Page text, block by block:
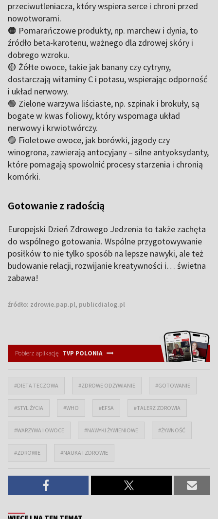
przeciwutleniacza, który wspiera serce i chroni przed
nowotworami.
🟠 Pomarańczowe produkty, np. marchew i dynia, to
źródło beta-karotenu, ważnego dla zdrowej skóry i
dobrego wzroku.
🟡 Żółte owoce, takie jak banany czy cytryny,
dostarczają witaminy C i potasu, wspierając odporność
i układ nerwowy.
🟢 Zielone warzywa liściaste, np. szpinak i brokuły, są
bogate w kwas foliowy, który wspomaga układ
nerwowy i krwiotwórczy.
🟣 Fioletowe owoce, jak borówki, jagody czy
winogrona, zawierają antocyjany – silne antyoksydanty,
które pomagają spowolnić procesy starzenia i chronią
komórki.
Gotowanie z radością
Europejski Dzień Zdrowego Jedzenia to także zachęta
do wspólnego gotowania. Wspólne przygotowywanie
posiłków to nie tylko sposób na lepsze nawyki, ale też
budowanie relacji, rozwijanie kreatywności i… świetna
zabawa!
źródło: zdrowie.pap.pl, publicdialog.pl
Pobierz aplikację TVP POLONIA
#DIETA TECZOWA #ZDROWE ODŻYWIANIE #GOTOWANIE
#STYL ŻYCIA #WHO #EFSA #TALERZ ZDROWIA
#WARZYWA I OWOCE #NAWYKI ŻYWIENIOWE #ŻYWNOŚĆ
#ZDROWIE #NAUKA I ZDROWIE